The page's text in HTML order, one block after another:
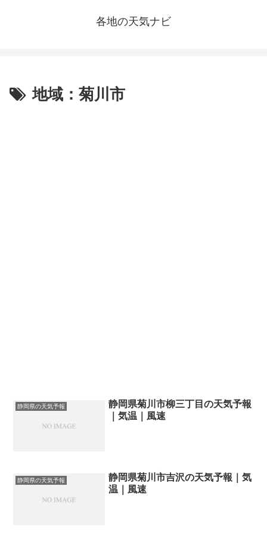
各地の天気ナビ
地域：菊川市
静岡県の天気予報
静岡県菊川市柳三丁目の天気予報
｜気温｜風速
静岡県の天気予報
静岡県菊川市吉沢の天気予報｜気
温｜風速